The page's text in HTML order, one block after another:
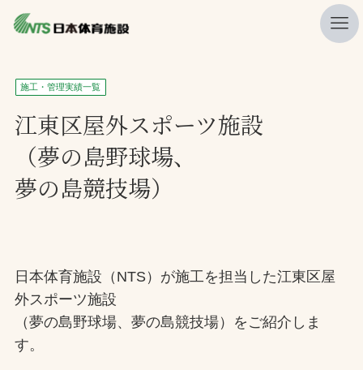
私たちの強み
ニュース
プレスリリース
レポート
会社概要
採用情報
施工・管理実績一覧
江東区屋外スポーツ施設
（夢の島野球場、
夢の島競技場）
日本体育施設（NTS）が施工を担当した江東区屋
外スポーツ施設
（夢の島野球場、夢の島競技場）をご紹介しま
す。